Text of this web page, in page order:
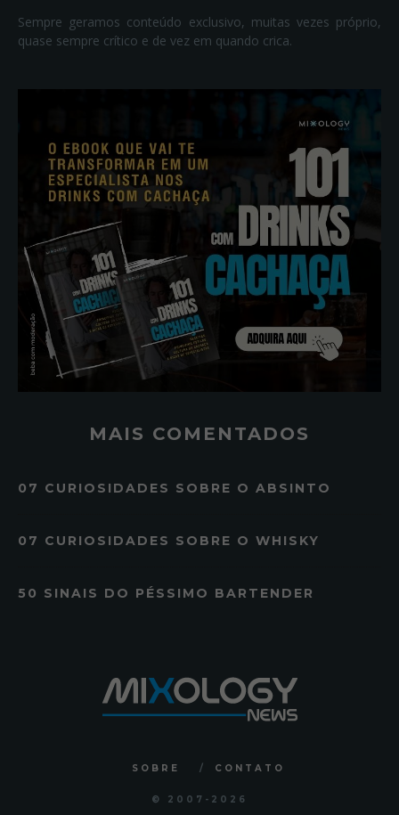
Sempre geramos conteúdo exclusivo, muitas vezes próprio,
quase sempre crítico e de vez em quando crica.
MAIS COMENTADOS
07 CURIOSIDADES SOBRE O ABSINTO
07 CURIOSIDADES SOBRE O WHISKY
50 SINAIS DO PÉSSIMO BARTENDER
SOBRE CONTATO
© 2007 -2026